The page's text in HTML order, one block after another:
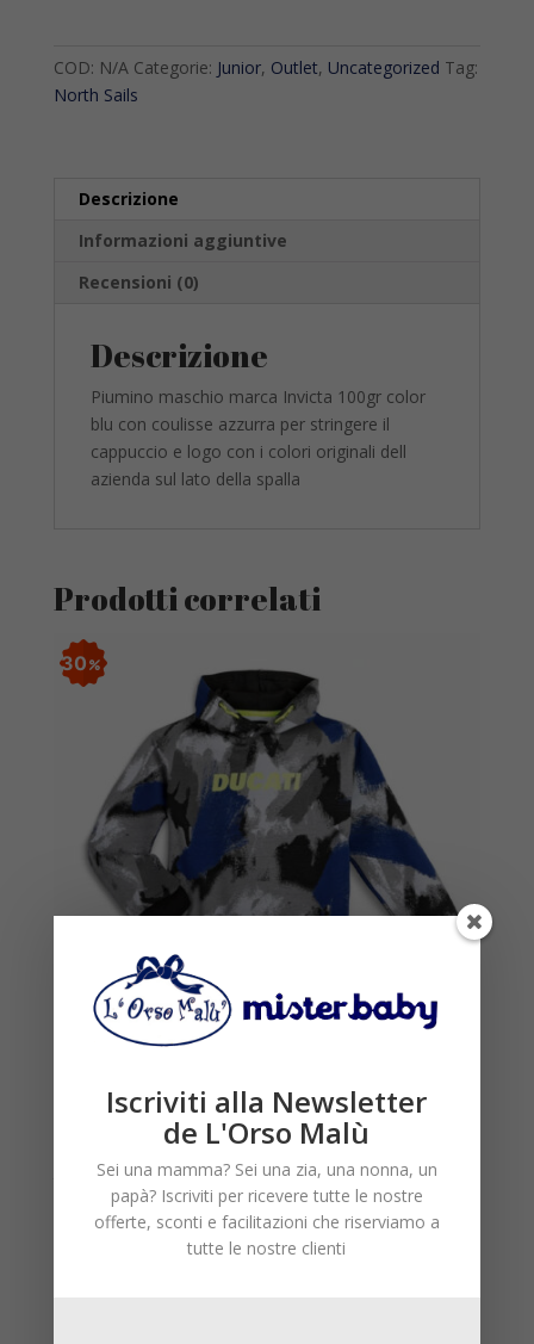
COD: N/A Categorie: Junior, Outlet, Uncategorized Tag:
North Sails
Descrizione
Informazioni aggiuntive
Recensioni (0)
Descrizione
Piumino maschio marca Invicta 100gr color
blu con coulisse azzurra per stringere il
cappuccio e logo con i colori originali dell
azienda sul lato della spalla
Prodotti correlati
30
Felpa Sarabanda x Ducati
€Il
prezzo
originale
41,65 €Il
prezzo
attuale
Iscriviti alla Newsletter
de L'Orso Malù
Sei una mamma? Sei una zia, una nonna, un
papà? Iscriviti per ricevere tutte le nostre
offerte, sconti e facilitazioni che riserviamo a
tutte le nostre clienti